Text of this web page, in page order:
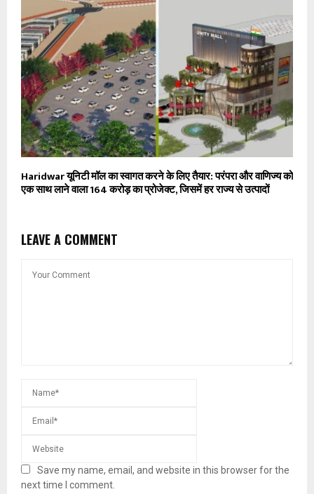
Haridwar यूनिटी मॉल का स्वागत करने के लिए तैयार: परंपरा और वाणिज्य को
एक साथ लाने वाला ₹164 करोड़ का प्रोजेक्ट, जिसमें हर राज्य से उत्पादों
LEAVE A COMMENT
Save my name, email, and website in this browser for the
next time I comment.